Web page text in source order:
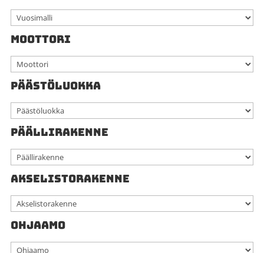
MOOTTORI
PÄÄSTÖLUOKKA
PÄÄLLIRAKENNE
AKSELISTORAKENNE
OHJAAMO